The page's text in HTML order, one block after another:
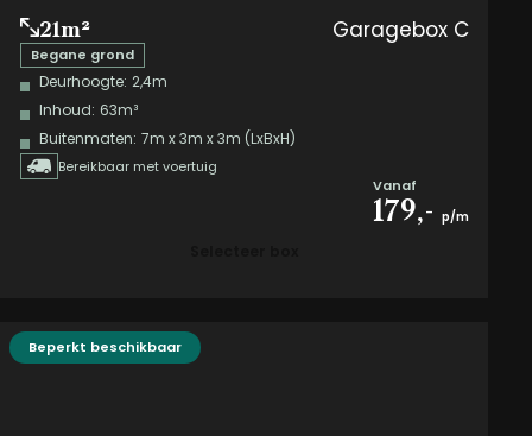
Garagebox C
21m²
Begane grond
Deurhoogte: 2,4m
Inhoud: 63m³
Buitenmaten: 7m x 3m x 3m (LxBxH)
Bereikbaar met voertuig
Vanaf
179,- p/m
Beperkt beschikbaar